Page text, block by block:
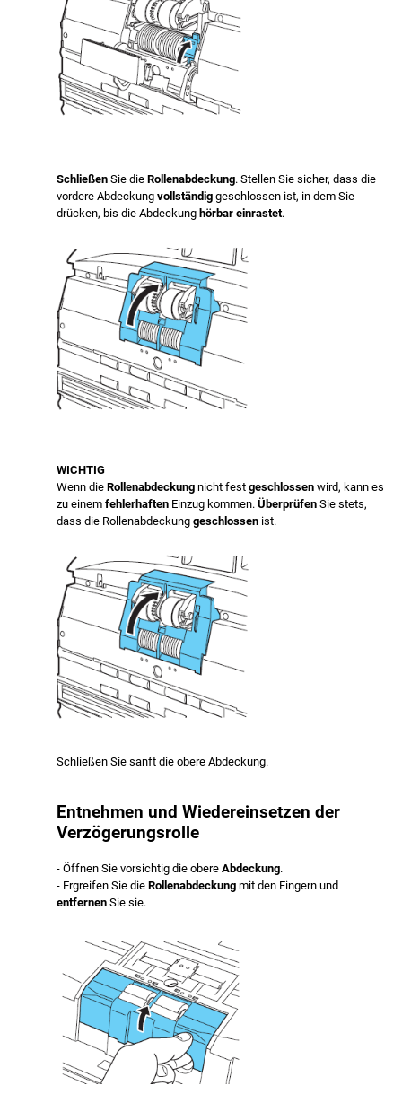
SchließenSie dieRollenabdeckung. Stellen Sie sicher, dass die
vordere Abdeckungvollständiggeschlossen ist, in dem Sie
drücken, bis die Abdeckung hörbar einrastet.
WICHTIG
Wenn dieRollenabdeckungnicht festgeschlossenwird, kann es
zu einemfehlerhaften Einzug kommen.ÜberprüfenSie stets,
dass die Rollenabdeckunggeschlossen ist.
Schließen Sie sanft die obere Abdeckung.
Entnehmen und Wiedereinsetzen der
Verzögerungsrolle
- Öffnen Sie vorsichtig die obereAbdeckung.
- Ergreifen Sie dieRollenabdeckungmit den Fingern und
entfernenSie sie.